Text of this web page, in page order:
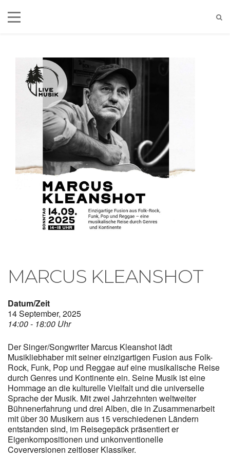
MARCUS KLEANSHOT
Datum/Zeit
14 September, 2025
14:00 - 18:00 Uhr
Der Singer/Songwriter Marcus Kleanshot lädt
Musikliebhaber mit seiner einzigartigen Fusion aus Folk-
Rock, Funk, Pop und Reggae auf eine musikalische Reise
durch Genres und Kontinente ein. Seine Musik ist eine
Hommage an die kulturelle Vielfalt und die universelle
Sprache der Musik. Mit zwei Jahrzehnten weltweiter
Bühnenerfahrung und drei Alben, die in Zusammenarbeit
mit über 30 Musikern aus 15 verschiedenen Ländern
entstanden sind, im Reisegepäck präsentiert er
Eigenkompositionen und unkonventionelle
Coverversionen zeitloser Klassiker.